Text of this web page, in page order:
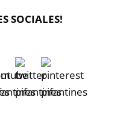
SOCIALES!
📞 Contactar Whatsapp
📧 Enviar mensaje